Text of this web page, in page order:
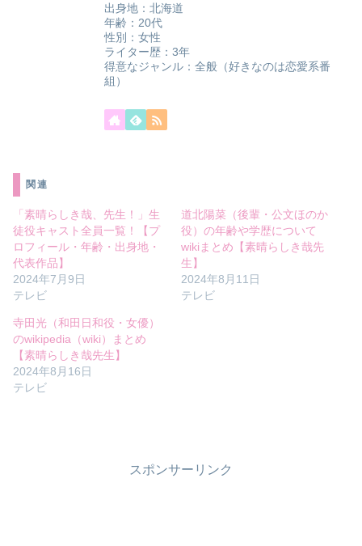
出身地：北海道
年齢：20代
性別：女性
ライター歴：3年
得意なジャンル：全般（好きなのは恋愛系番
組）
関連
「素晴らしき哉、先生！」生
徒役キャスト全員一覧！【プ
ロフィール・年齢・出身地・
代表作品】
2024年7月9日
テレビ
道北陽菜（後輩・公文ほのか
役）の年齢や学歴について
wikiまとめ【素晴らしき哉先
生】
2024年8月11日
テレビ
寺田光（和田日和役・女優）
のwikipedia（wiki）まとめ
【素晴らしき哉先生】
2024年8月16日
テレビ
スポンサーリンク